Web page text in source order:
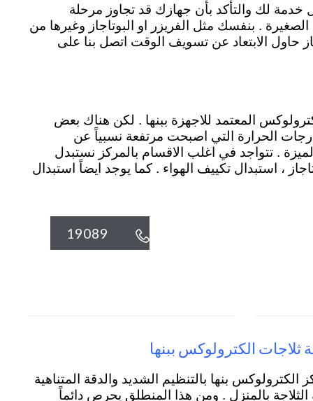
خدمة لك والتأكد بأن جهازك قد تجاوز مرحلة
. بنفسك مثل الفريزر او البوتاجاز وغيرها من
حاول الابتعاد عن تسويف الوقت اتصل بنا على
المعتمد للاجهزة ببنها . لكن هناك بعض
الحرارة التي اصبحت مرتفعة نسبياً عن
. تتواجد في اغلب الاقسام بالمركز نستبدل
، استبدال تكييف الهواء . كما يوجد ايضاً استبدال

19089
ثلاجات الكترولوكس ببنها
بنها بالتنظيم الشديد والدقة المتناهية
بالمنزل . ومن هذا المنطلق يحرص دائماً